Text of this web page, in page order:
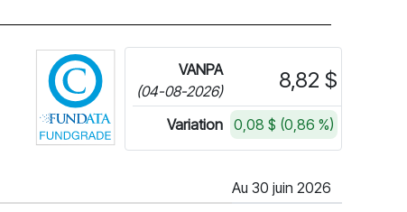
Cliquez pour plus d'informations sur
VANPA
(04-08-2026)
8,82 $
Variation 0,08 $ (0,86 %)
Au 30 juin 2026